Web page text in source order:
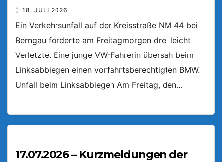
18. JULI 2026
Ein Verkehrsunfall auf der Kreisstraße NM 44 bei
Berngau forderte am Freitagmorgen drei leicht
Verletzte. Eine junge VW-Fahrerin übersah beim
Linksabbiegen einen vorfahrtsberechtigten BMW.
Unfall beim Linksabbiegen Am Freitag, den…
17.07.2026 – Kurzmeldungen der